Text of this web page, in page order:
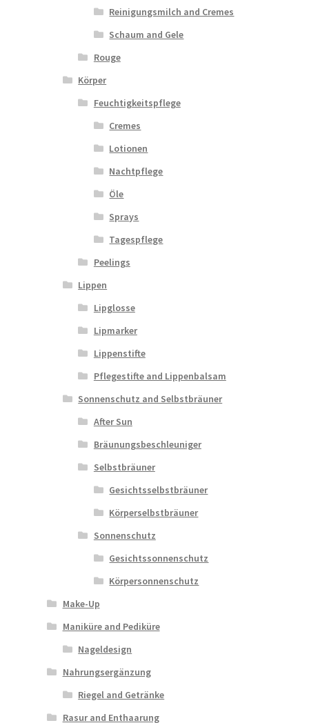
Reinigungsmilch and Cremes
Schaum and Gele
Rouge
Körper
Feuchtigkeitspflege
Cremes
Lotionen
Nachtpflege
Öle
Sprays
Tagespflege
Peelings
Lippen
Lipglosse
Lipmarker
Lippenstifte
Pflegestifte and Lippenbalsam
Sonnenschutz and Selbstbräuner
After Sun
Bräunungsbeschleuniger
Selbstbräuner
Gesichtsselbstbräuner
Körperselbstbräuner
Sonnenschutz
Gesichtssonnenschutz
Körpersonnenschutz
Make-Up
Maniküre and Pediküre
Nageldesign
Nahrungsergänzung
Riegel and Getränke
Rasur and Enthaarung